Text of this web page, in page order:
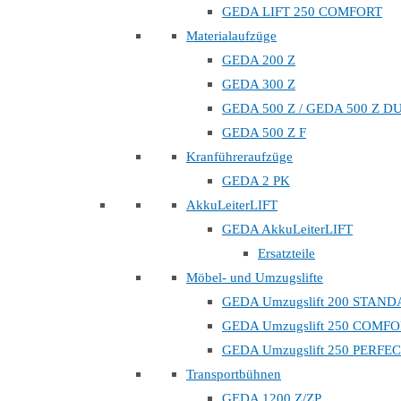
GEDA LIFT 250 COMFORT
Materialaufzüge
GEDA 200 Z
GEDA 300 Z
GEDA 500 Z / GEDA 500 Z
GEDA 500 Z F
Kranführeraufzüge
GEDA 2 PK
AkkuLeiterLIFT
GEDA AkkuLeiterLIFT
Ersatzteile
Möbel- und Umzugslifte
GEDA Umzugslift 200
GEDA Umzugslift 250
GEDA Umzugslift 250
Transportbühnen